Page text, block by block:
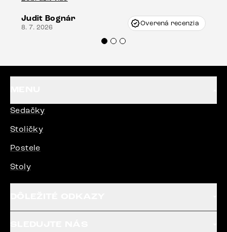
Vincze pri riešení mojej záležitosti pristúpili
veľmi korektne. Odporúčam produkty Delife
Judit Bognár
8. 7. 2026 Overená recenzia
Sedačky
Stoličky
Postele
Stoly